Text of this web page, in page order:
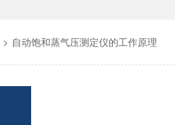
> 自动饱和蒸气压测定仪的工作原理